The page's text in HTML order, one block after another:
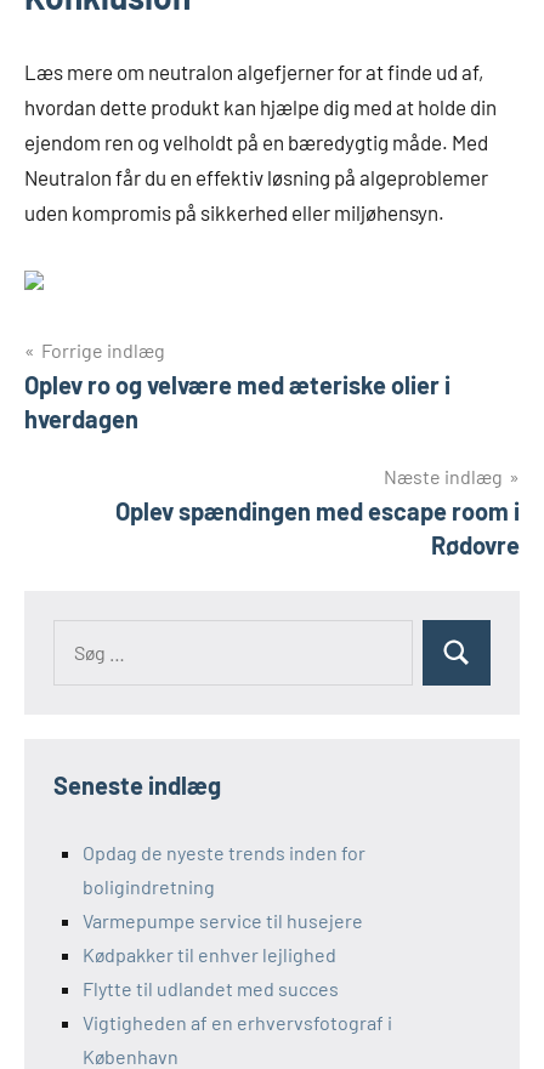
Læs mere om neutralon algefjerner for at finde ud af,
hvordan dette produkt kan hjælpe dig med at holde din
ejendom ren og velholdt på en bæredygtig måde. Med
Neutralon får du en effektiv løsning på algeproblemer
uden kompromis på sikkerhed eller miljøhensyn.
Indlægsnavigation
Forrige indlæg
Oplev ro og velvære med æteriske olier i
hverdagen
Næste indlæg
Oplev spændingen med escape room i
Rødovre
Seneste indlæg
Opdag de nyeste trends inden for
boligindretning
Varmepumpe service til husejere
Kødpakker til enhver lejlighed
Flytte til udlandet med succes
Vigtigheden af en erhvervsfotograf i
København